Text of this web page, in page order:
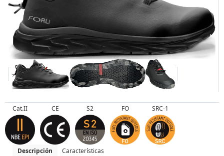
Cat.II CE S2 FO SRC-1
Descripción Características